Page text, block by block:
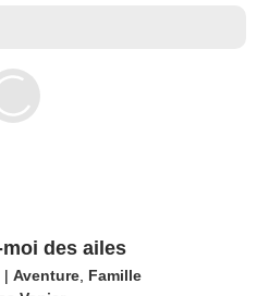
moi des ailes
| Aventure Famille